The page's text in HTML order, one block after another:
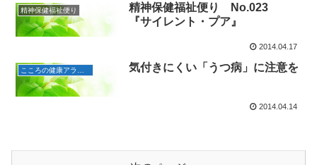
精神保健福祉便り
精神保健福祉便り No.023
『サイレント・プア』
2014.04.17
こころの健康アラカルト 気付きにくい「うつ病」に注意を
2014.04.14